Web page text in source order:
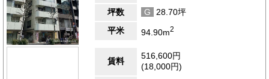
坪数
G
28.70坪
平米
94.90m2
賃料
516,600円
(18,000円)